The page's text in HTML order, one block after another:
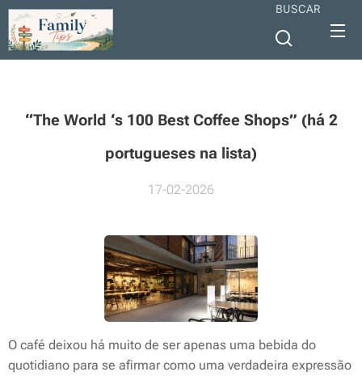
BUSCAR
“The World ‘s 100 Best Coffee Shops” (há 2
portugueses na lista)
17-02-2026
O café deixou há muito de ser apenas uma bebida do
quotidiano para se afirmar como uma verdadeira expressão